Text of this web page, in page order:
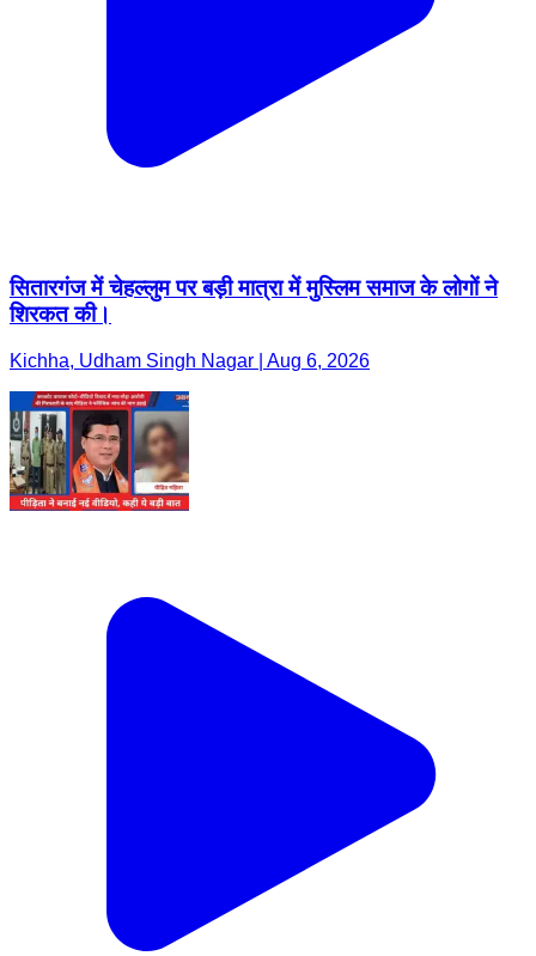
सितारगंज में चेहल्लुम पर बड़ी मात्रा में मुस्लिम समाज के लोगों ने
शिरकत की।
Kichha, Udham Singh Nagar | Aug 6, 2026